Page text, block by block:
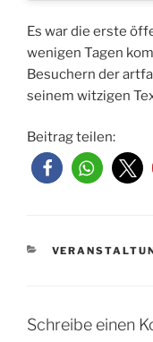
Es war die erste
wenigen Tagen
Besuchern der
seinem witzigen
Beitrag teilen:
KATEGORIEN
Schreibe einen